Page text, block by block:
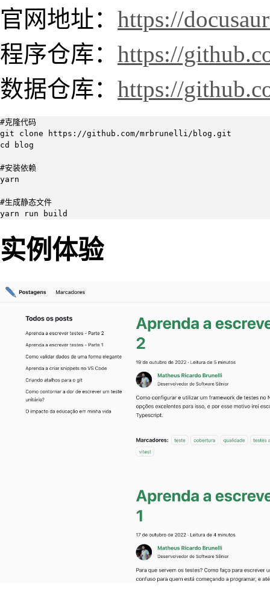
官网地址： https://
程序仓库： https://
数据仓库： https://
#克隆代码
git clone https://github.com/mrbrunelli/blog.git
cd blog
#安装依赖
yarn
#生成静态文件
yarn run build
实例体验